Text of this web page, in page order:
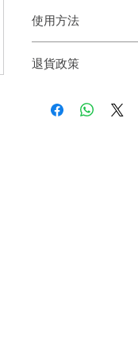
使用方法
2. **取適量髮尾油**擠
4. **吹乾**：選擇中
退貨政策
戶。首先，您需要在